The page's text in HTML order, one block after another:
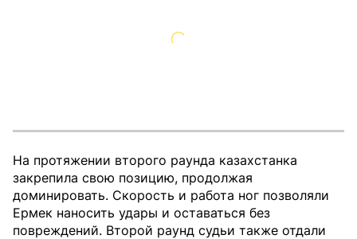
На протяжении второго раунда казахстанка
закрепила свою позицию, продолжая
доминировать. Скорость и работа ног позволяли
Ермек наносить удары и оставаться без
повреждений. Второй раунд судьи также отдали